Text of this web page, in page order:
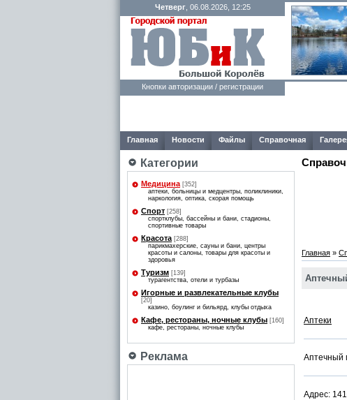
Четверг, 06.08.2026, 12:25
Кнопки авторизации / регистрации
Главная Новости Файлы Справочная
Категории
Медицина [352]
аптеки, больницы и медцентры, поликлиники,
наркология, оптика, скорая помощь
Спорт [258]
спортклубы, бассейны и бани, стадионы,
спортивные товары
Красота [288]
парикмахерские, сауны и бани, центры
красоты и салоны, товары для красоты и
здоровья
Туризм [139]
турагентства, отели и турбазы
Игорные и развлекательные клубы
[20]
казино, боулинг и бильярд, клубы отдыха
Кафе, рестораны, ночные клубы [160]
кафе, рестораны, ночные клубы
Реклама
Главная »
Аптеки
Аптечный
Адрес: